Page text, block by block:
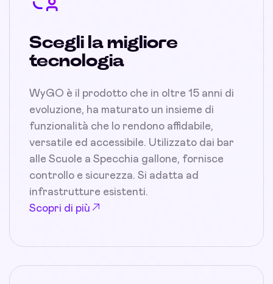
Scegli la migliore
tecnologia
WyGO è il prodotto che in oltre 15 anni di
evoluzione, ha maturato un insieme di
funzionalità che lo rendono affidabile,
versatile ed accessibile. Utilizzato dai bar
alle Scuole a Specchia gallone, fornisce
controllo e sicurezza. Si adatta ad
infrastrutture esistenti.
Scopri di più